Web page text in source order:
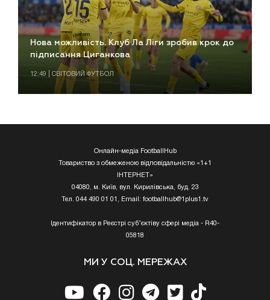
Нова можливість. Клуб Ла Ліги зробив крок до
підписання Циганкова
12:49 | СВІТОВИЙ ФУТБОЛ
Онлайн-медіа FootballHub
Товариство з обмеженою відповідальністю «1+1
ІНТЕРНЕТ»
04080, м. Київ, вул. Кирилівська, буд. 23
Тел. 044 490 01 01, Email: footballhub@1plus1.tv
Ідентифікатор в Реєстрі суб’єктіву сфері медіа - R40-
05818
МИ У СОЦ. МЕРЕЖАХ